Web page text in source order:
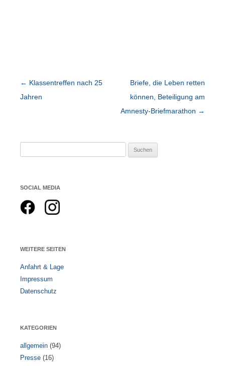
Beitragsnavigation
← Klassentreffen nach 25
Jahren
Briefe, die Leben retten
können, Beteiligung am
Amnesty-Briefmarathon →
nach:
SOCIAL MEDIA
WEITERE SEITEN
Anfahrt & Lage
Impressum
Datenschutz
KATEGORIEN
allgemein (94)
Presse (16)